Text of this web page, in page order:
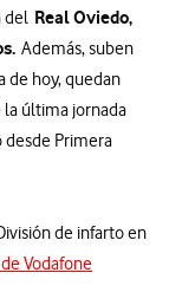
del Real Oviedo,
Además, suben
de hoy, quedan
la última jornada
desde Primera
de infarto en
Vodafone